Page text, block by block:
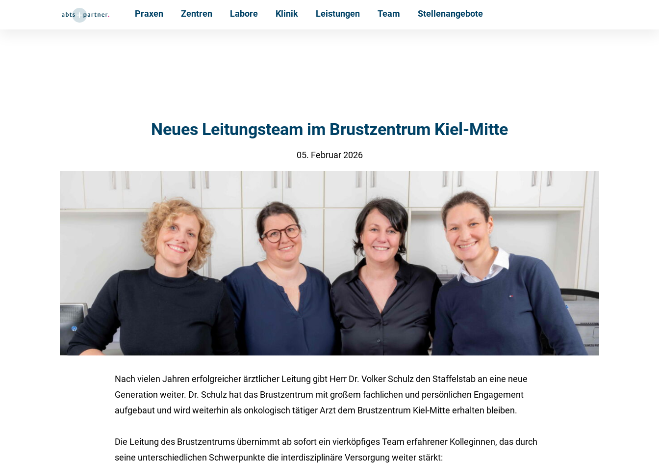
Praxen Zentren Labore Klinik Leistungen Team Stellenangebote
Neues Leitungsteam im Brustzentrum Kiel-Mitte
05. Februar 2026
Nach vielen Jahren erfolgreicher ärztlicher Leitung gibt Herr Dr. Volker Schulz den Staffelstab an eine neue
Generation weiter. Dr. Schulz hat das Brustzentrum mit großem fachlichen und persönlichen Engagement
aufgebaut und wird weiterhin als onkologisch tätiger Arzt dem Brustzentrum Kiel-Mitte erhalten bleiben.
Die Leitung des Brustzentrums übernimmt ab sofort ein vierköpfiges Team erfahrener Kolleginnen, das durch
seine unterschiedlichen Schwerpunkte die interdisziplinäre Versorgung weiter stärkt: